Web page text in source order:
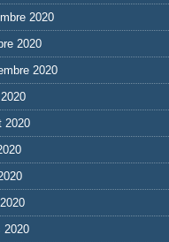
2020
2020
2020
2020
2020